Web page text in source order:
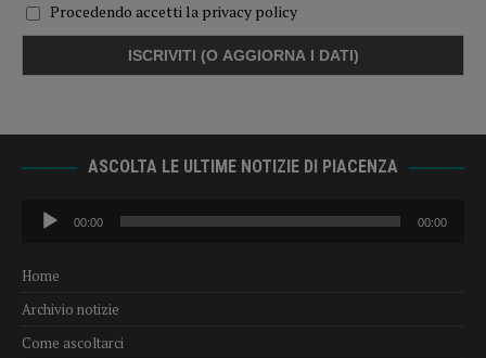
Procedendo accetti la privacy policy
ASCOLTA LE ULTIME NOTIZIE DI PIACENZA
Audio
Player
00:00 00:00
Home
Archivio notizie
Come ascoltarci